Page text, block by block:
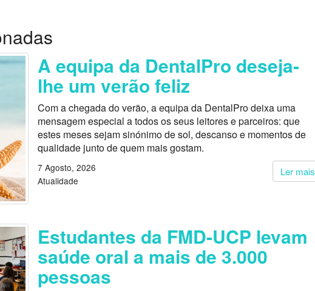
A equipa da DentalPro deseja-
lhe um verão feliz
Com a chegada do verão, a equipa da DentalPro deixa uma
mensagem especial a todos os seus leitores e parceiros: que
estes meses sejam sinónimo de sol, descanso e momentos de
qualidade junto de quem mais gostam.
Ler mais
7 Agosto, 2026
Atualidade
Estudantes da FMD-UCP levam
saúde oral a mais de 3.000
pessoas